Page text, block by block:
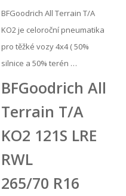
BFGoodrich All Terrain T/A
KO2 je celoroční pneumatika
pro těžké vozy 4x4 ( 50%
silnice a 50% terén …
BFGoodrich All
Terrain T/A
KO2 121S LRE
RWL
265/70 R16